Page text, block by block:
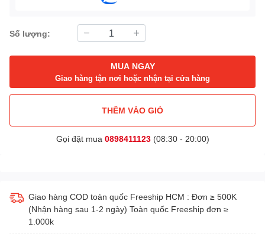
Số lượng:
MUA NGAY
Giao hàng tận nơi hoặc nhận tại cửa hàng
THÊM VÀO GIỎ
Gọi đặt mua 0898411123(08:30 - 20:00)
Giao hàng COD toàn quốc Freeship HCM : Đơn ≥ 500K
(Nhận hàng sau 1-2 ngày) Toàn quốc Freeship đơn ≥
1.000k